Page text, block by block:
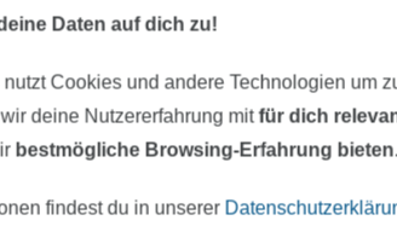
Millionen Meter Stoff versandfertig
Daten auf dich zu!
nutzt Cookies und andere Technologien um
deine Nutzererfahrung mitfür dich
bestmögliche Browsing-Erfahrung bieten.
findest du in unserer